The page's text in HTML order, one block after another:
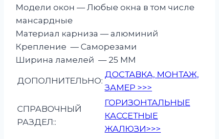
Модели окон — Любые окна в том числе
мансардные
Материал карниза — алюминий
Крепление — Саморезами
Ширина ламелей — 25 ММ
ДОПОЛНИТЕЛЬНО:
ДОСТАВКА, МОНТАЖ,
ЗАМЕР >>>
СПРАВОЧНЫЙ
РАЗДЕЛ::
ГОРИЗОНТАЛЬНЫЕ
КАССЕТНЫЕ
ЖАЛЮЗИ>>>